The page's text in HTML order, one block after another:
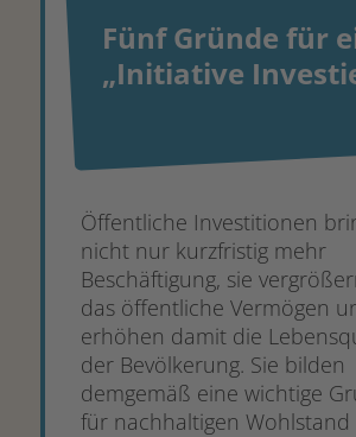
Fünf Gründe für
„Initiative
Öffentliche Investitionen
nicht nur kurzfristig mehr
Beschäftigung, sie
das öffentliche Vermögen
erhöhen damit die
der Bevölkerung. Sie bilden
demgemäß eine wichtige
für nachhaltigen Wohlstand